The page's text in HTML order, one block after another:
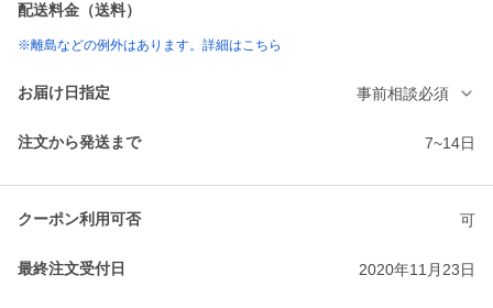
配送料金（送料）
※離島などの例外はあります。詳細はこちら
お届け日指定 事前相談必須
注文から発送まで 7~14日
クーポン利用可否 可
最終注文受付日 2020年11月23日